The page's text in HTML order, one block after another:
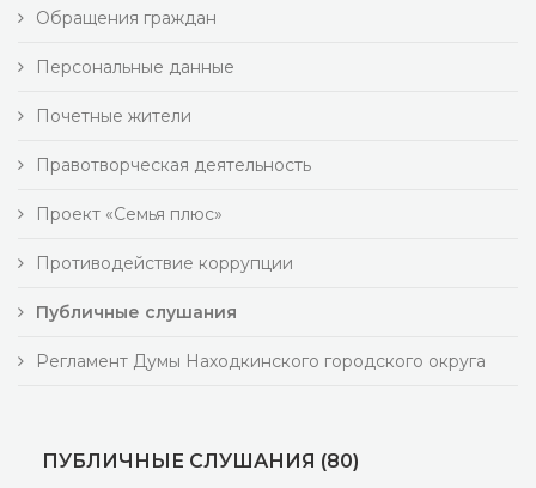
Обращения граждан
Персональные данные
Почетные жители
Правотворческая деятельность
Проект «Семья плюс»
Противодействие коррупции
Публичные слушания
Регламент Думы Находкинского городского округа
ПУБЛИЧНЫЕ СЛУШАНИЯ (80)